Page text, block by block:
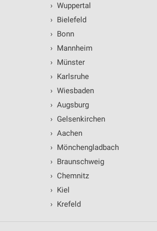
› Wuppertal
› Bielefeld
› Bonn
› Mannheim
› Münster
› Karlsruhe
› Wiesbaden
› Augsburg
› Gelsenkirchen
› Aachen
› Mönchengladbach
› Braunschweig
› Chemnitz
› Kiel
› Krefeld